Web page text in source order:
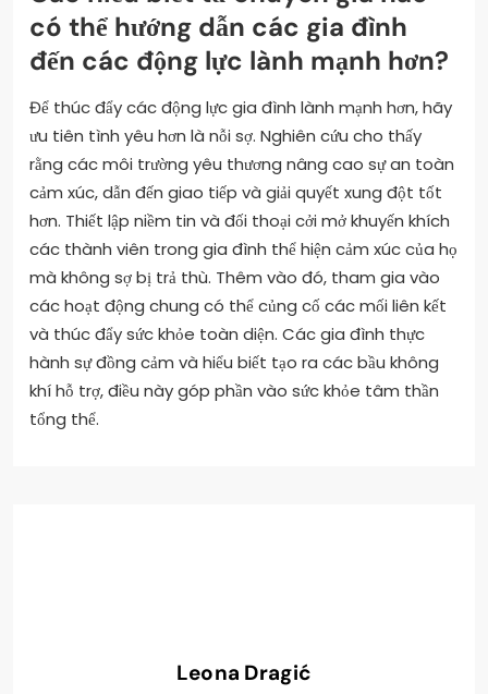
có thể hướng dẫn các gia đình
đến các động lực lành mạnh hơn?
Để thúc đẩy các động lực gia đình lành mạnh hơn, hãy
ưu tiên tình yêu hơn là nỗi sợ. Nghiên cứu cho thấy
rằng các môi trường yêu thương nâng cao sự an toàn
cảm xúc, dẫn đến giao tiếp và giải quyết xung đột tốt
hơn. Thiết lập niềm tin và đối thoại cởi mở khuyến khích
các thành viên trong gia đình thể hiện cảm xúc của họ
mà không sợ bị trả thù. Thêm vào đó, tham gia vào
các hoạt động chung có thể củng cố các mối liên kết
và thúc đẩy sức khỏe toàn diện. Các gia đình thực
hành sự đồng cảm và hiểu biết tạo ra các bầu không
khí hỗ trợ, điều này góp phần vào sức khỏe tâm thần
tổng thể.
Leona Dragić